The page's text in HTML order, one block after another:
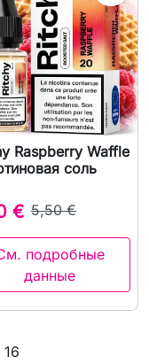
Raspberry Waffle
соль
€ 5,50 €
подробные
данные